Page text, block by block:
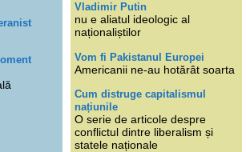
Vladimir Putin
nu e aliatul ideologic al
naționaliștilor
Vom fi Pakistanul Europei
Americanii ne-au hotărât soarta
Cum distruge capitalismul
națiunile
O serie de articole despre
conflictul dintre liberalism și
statele naționale